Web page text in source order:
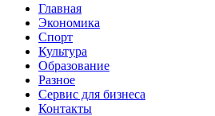
Главная
Экономика
Спорт
Культура
Образование
Разное
Сервис для бизнеса
Контакты